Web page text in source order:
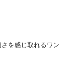
を感じ取れるワン